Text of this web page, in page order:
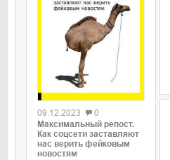
0
09.12.2023
0
Максимальный репост.
Как соцсети заставляют
нас верить фейковым
новостям